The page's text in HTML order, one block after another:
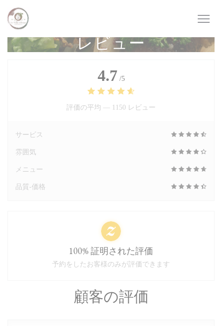
クッキー利用の管理について
レビュー
顧客の評価
4.7 /5
評価の平均 — 1150 レビュー
サービス
雰囲気
メニュー
品質-価格
100% 証明された評価
予約をしたお客様のみが評価できます